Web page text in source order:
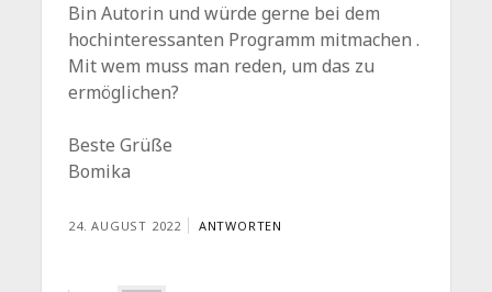
Bin Autorin und würde gerne bei dem
hochinteressanten Programm mitmachen .
Mit wem muss man reden, um das zu
ermöglichen?
Beste Grüße
Bomika
24. AUGUST 2022 ANTWORTEN